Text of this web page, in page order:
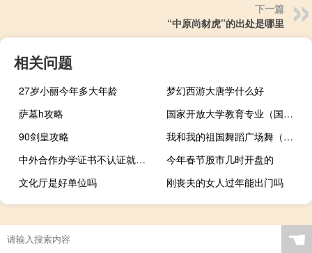
下一篇
“中原尚豺虎”的出处是哪里
相关问题
27岁小丽今年多大年龄
梦幻西游大唐学什么好
萨墓h攻略
国家开放大学教育专业（国家开放教育）
90剑皇攻略
我和我的祖国舞蹈广场舞（我和我的祖国舞蹈）
中外合作办学证书不认证就无法使用吗
今年春节股市几时开盘的
文化厅是好单位吗
刚丧夫的女人过年能出门吗
☚